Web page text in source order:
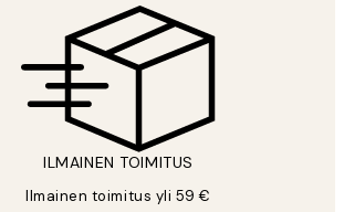
ILMAINEN TOIMITUS
Ilmainen toimitus yli 59 €